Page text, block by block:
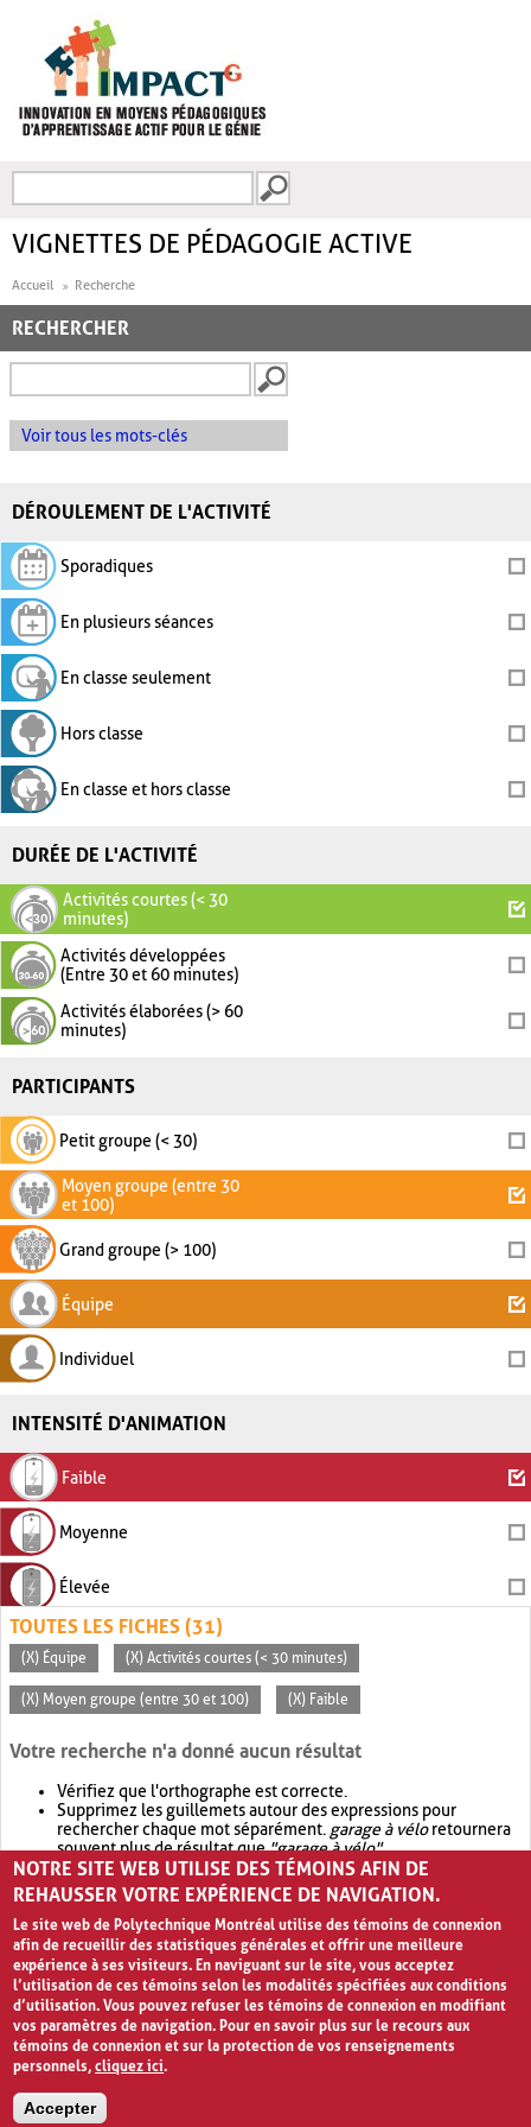
FORMULAIRE DE
VIGNETTES DE PÉDAGOGIE ACTIVE
Accueil Recherche
RECHERCHER
Voir tous les mots-clés
DÉROULEMENT DE L'ACTIVITÉ
Sporadiques
En plusieurs séances
En classe seulement
Hors classe
En classe et hors classe
DURÉE DE L'ACTIVITÉ
Activités courtes (< 30
minutes)
Activités développées
(Entre 30 et 60 minutes)
Activités élaborées (> 60
minutes)
PARTICIPANTS
Petit groupe (< 30)
Moyen groupe (entre 30
et 100)
Grand groupe (> 100)
Équipe
Individuel
INTENSITÉ D'ANIMATION
Faible
Moyenne
Élevée
TOUTES LES FICHES (31)
(X) Équipe (X) Activités courtes (< 30 minutes)
(X) Moyen groupe (entre 30 et 100) (X) Faible
Votre recherche n'a donné aucun résultat
Vérifiez que l'orthographe est correcte.
Supprimez les guillemets autour des expressions pour
rechercher chaque mot séparément. garage à véloretournera
souvent plus de résultat que"garage à vélo".
Envisagez d'élargir votre recherche avec OR.garage OR vélo
retournera souvent plus de résultat quegarage à vélo
NOTRE SITE WEB UTILISE DES TÉMOINS AFIN DE
REHAUSSER VOTRE EXPÉRIENCE DE NAVIGATION.
Le site web de Polytechnique Montréal utilise des témoins de connexion
afin de recueillir des statistiques générales et offrir une meilleure
expérience à ses visiteurs. En naviguant sur le site, vous acceptez
l’utilisation de ces témoins selon les modalités spécifiées aux conditions
d’utilisation. Vous pouvez refuser les témoins de connexion en modifiant
vos paramètres de navigation. Pour en savoir plus sur le recours aux
témoins de connexion et sur la protection de vos renseignements
personnels,cliquez ici.
Accepter